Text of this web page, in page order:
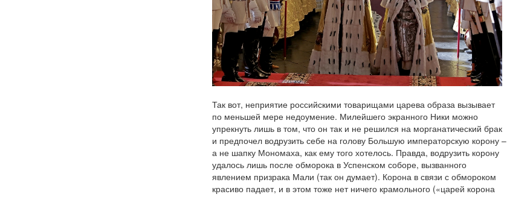
Так вот, неприятие российскими товарищами царева образа вызывает
по меньшей мере недоумение. Милейшего экранного Ники можно
упрекнуть лишь в том, что он так и не решился на морганатический брак
и предпочел водрузить себе на голову Большую императорскую корону –
а не шапку Мономаха, как ему того хотелось. Правда, водрузить корону
удалось лишь после обморока в Успенском соборе, вызванного
явлением призрака Мали (так он думает). Корона в связи с обмороком
красиво падает, и в этом тоже нет ничего крамольного («царей корона